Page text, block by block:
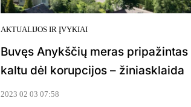
AKTUALIJOS IR ĮVYKIAI
Buvęs Anykščių meras pripažintas
kaltu dėl korupcijos – žiniasklaida
2023 02 03 07:58